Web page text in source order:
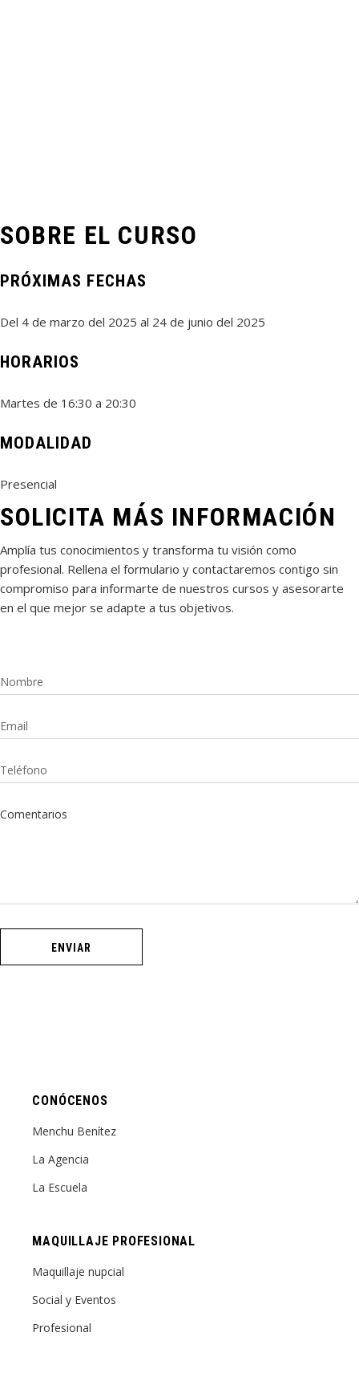
SOBRE EL CURSO
PRÓXIMAS FECHAS
Del 4 de marzo del 2025 al 24 de junio del 2025
HORARIOS
Martes de 16:30 a 20:30
MODALIDAD
Presencial
SOLICITA MÁS INFORMACIÓN
Amplía tus conocimientos y transforma tu visión como
profesional. Rellena el formulario y contactaremos contigo sin
compromiso para informarte de nuestros cursos y asesorarte
en el que mejor se adapte a tus objetivos.
ENVIAR
CONÓCENOS
Menchu Benítez
La Agencia
La Escuela
MAQUILLAJE PROFESIONAL
Maquillaje nupcial
Social y Eventos
Profesional